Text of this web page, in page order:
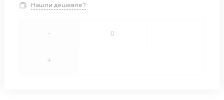
Нашли дешевле?
-
+